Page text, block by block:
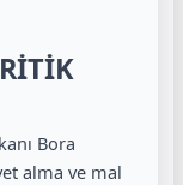
Bora
alma ve mal